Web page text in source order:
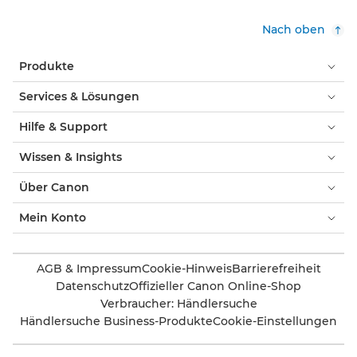
Nach oben
Produkte
Services & Lösungen
Hilfe & Support
Wissen & Insights
Über Canon
Mein Konto
AGB & ImpressumCookie-HinweisBarrierefreiheit
DatenschutzOffizieller Canon Online-Shop
Verbraucher: Händlersuche
Händlersuche Business-ProdukteCookie-Einstellungen